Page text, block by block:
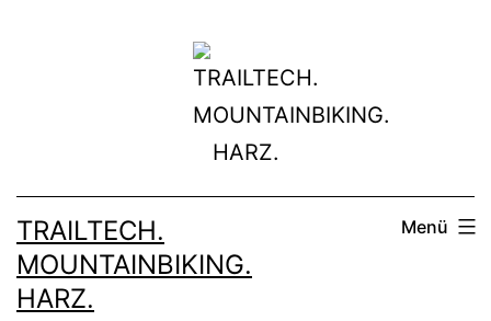
TRAILTECH.
MOUNTAINBIKING.
HARZ.
Menü